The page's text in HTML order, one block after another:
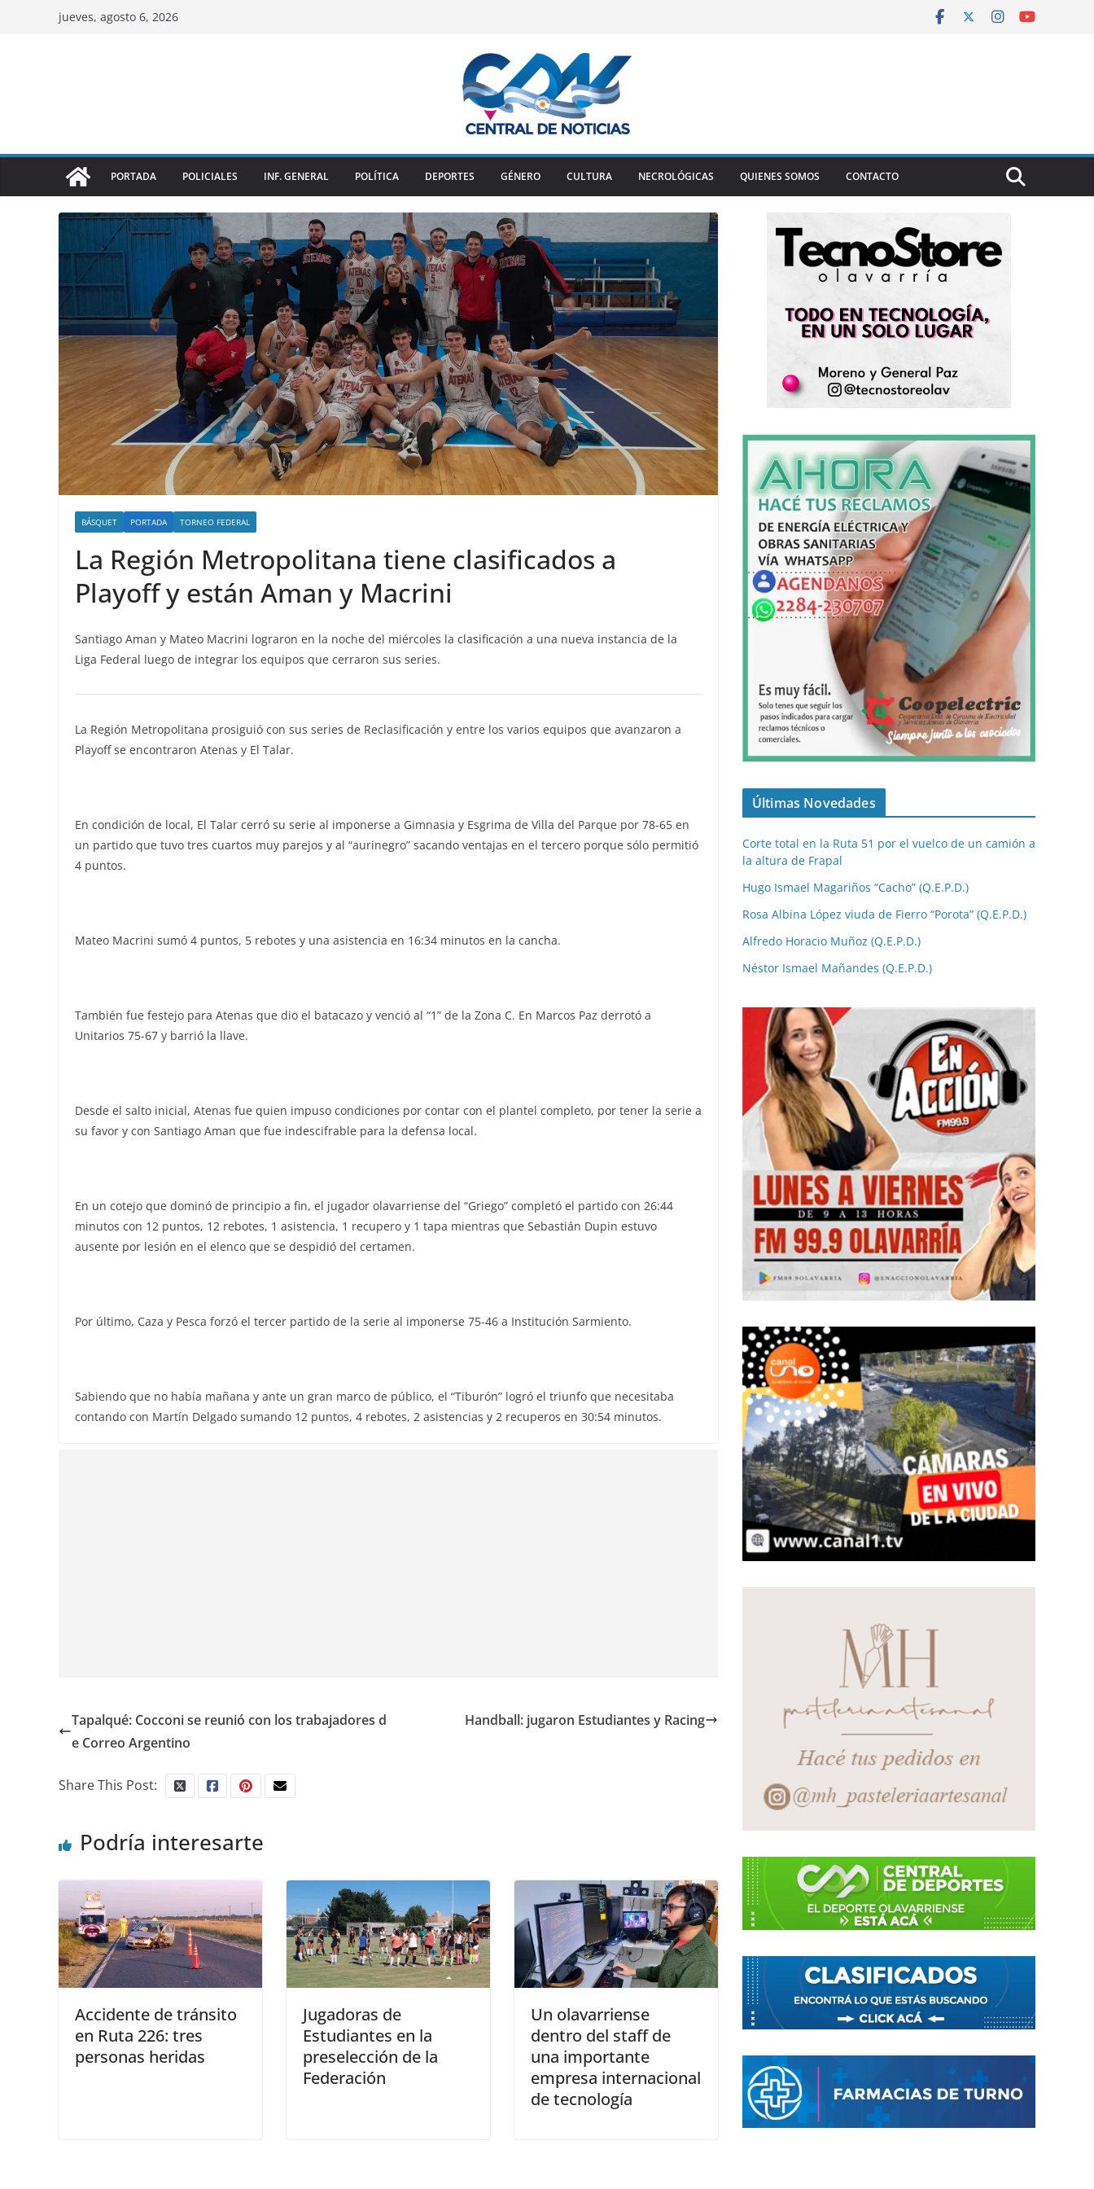
jueves, agosto 6, 2026
PORTADA POLICIALES INF. GENERAL POLÍTICA DEPORTES GÉNERO CULTURA NECROLÓGICAS QUIENES SOMOS CONTACTO
BÁSQUET PORTADA TORNEO FEDERAL
La Región Metropolitana tiene clasificados a
Playoff y están Aman y Macrini
Santiago Aman y Mateo Macrini lograron en la noche del miércoles la clasificación a una nueva instancia de la
Liga Federal luego de integrar los equipos que cerraron sus series.
La Región Metropolitana prosiguió con sus series de Reclasificación y entre los varios equipos que avanzaron a
Playoff se encontraron Atenas y El Talar.
En condición de local, El Talar cerró su serie al imponerse a Gimnasia y Esgrima de Villa del Parque por 78-65 en
un partido que tuvo tres cuartos muy parejos y al “aurinegro” sacando ventajas en el tercero porque sólo permitió
4 puntos.
Mateo Macrini sumó 4 puntos, 5 rebotes y una asistencia en 16:34 minutos en la cancha.
También fue festejo para Atenas que dio el batacazo y venció al “1” de la Zona C. En Marcos Paz derrotó a
Unitarios 75-67 y barrió la llave.
Desde el salto inicial, Atenas fue quien impuso condiciones por contar con el plantel completo, por tener la serie a
su favor y con Santiago Aman que fue indescifrable para la defensa local.
En un cotejo que dominó de principio a fin, el jugador olavarriense del “Griego” completó el partido con 26:44
minutos con 12 puntos, 12 rebotes, 1 asistencia, 1 recupero y 1 tapa mientras que Sebastián Dupin estuvo
ausente por lesión en el elenco que se despidió del certamen.
Por último, Caza y Pesca forzó el tercer partido de la serie al imponerse 75-46 a Institución Sarmiento.
Sabiendo que no había mañana y ante un gran marco de público, el “Tiburón” logró el triunfo que necesitaba
contando con Martín Delgado sumando 12 puntos, 4 rebotes, 2 asistencias y 2 recuperos en 30:54 minutos.
Tapalqué: Cocconi se reunió con los trabajadores d
e Correo Argentino
Handball: jugaron Estudiantes y Racing
Share This Post:
Podría interesarte
Accidente de tránsito
en Ruta 226: tres
personas heridas
Jugadoras de
Estudiantes en la
preselección de la
Federación
Un olavarriense
dentro del staff de
una importante
empresa internacional
de tecnología
Últimas Novedades
Corte total en la Ruta 51 por el vuelco de un camión a
la altura de Frapal
Hugo Ismael Magariños “Cacho” (Q.E.P.D.)
Rosa Albina López viuda de Fierro “Porota” (Q.E.P.D.)
Alfredo Horacio Muñoz (Q.E.P.D.)
Néstor Ismael Mañandes (Q.E.P.D.)